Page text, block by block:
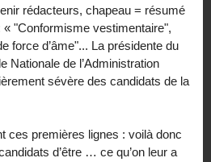
rédacteurs, chapeau = résumé
« "Conformisme vestimentaire",
force d’âme"... La présidente du
Nationale de l’Administration
sévère des candidats de la
ces premières lignes : voilà donc
d’être … ce qu’on leur a